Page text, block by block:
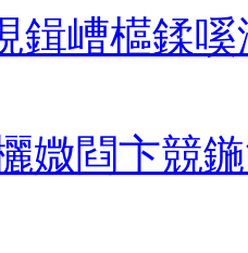
鍓嶆櫙鍒
媺閰卞競